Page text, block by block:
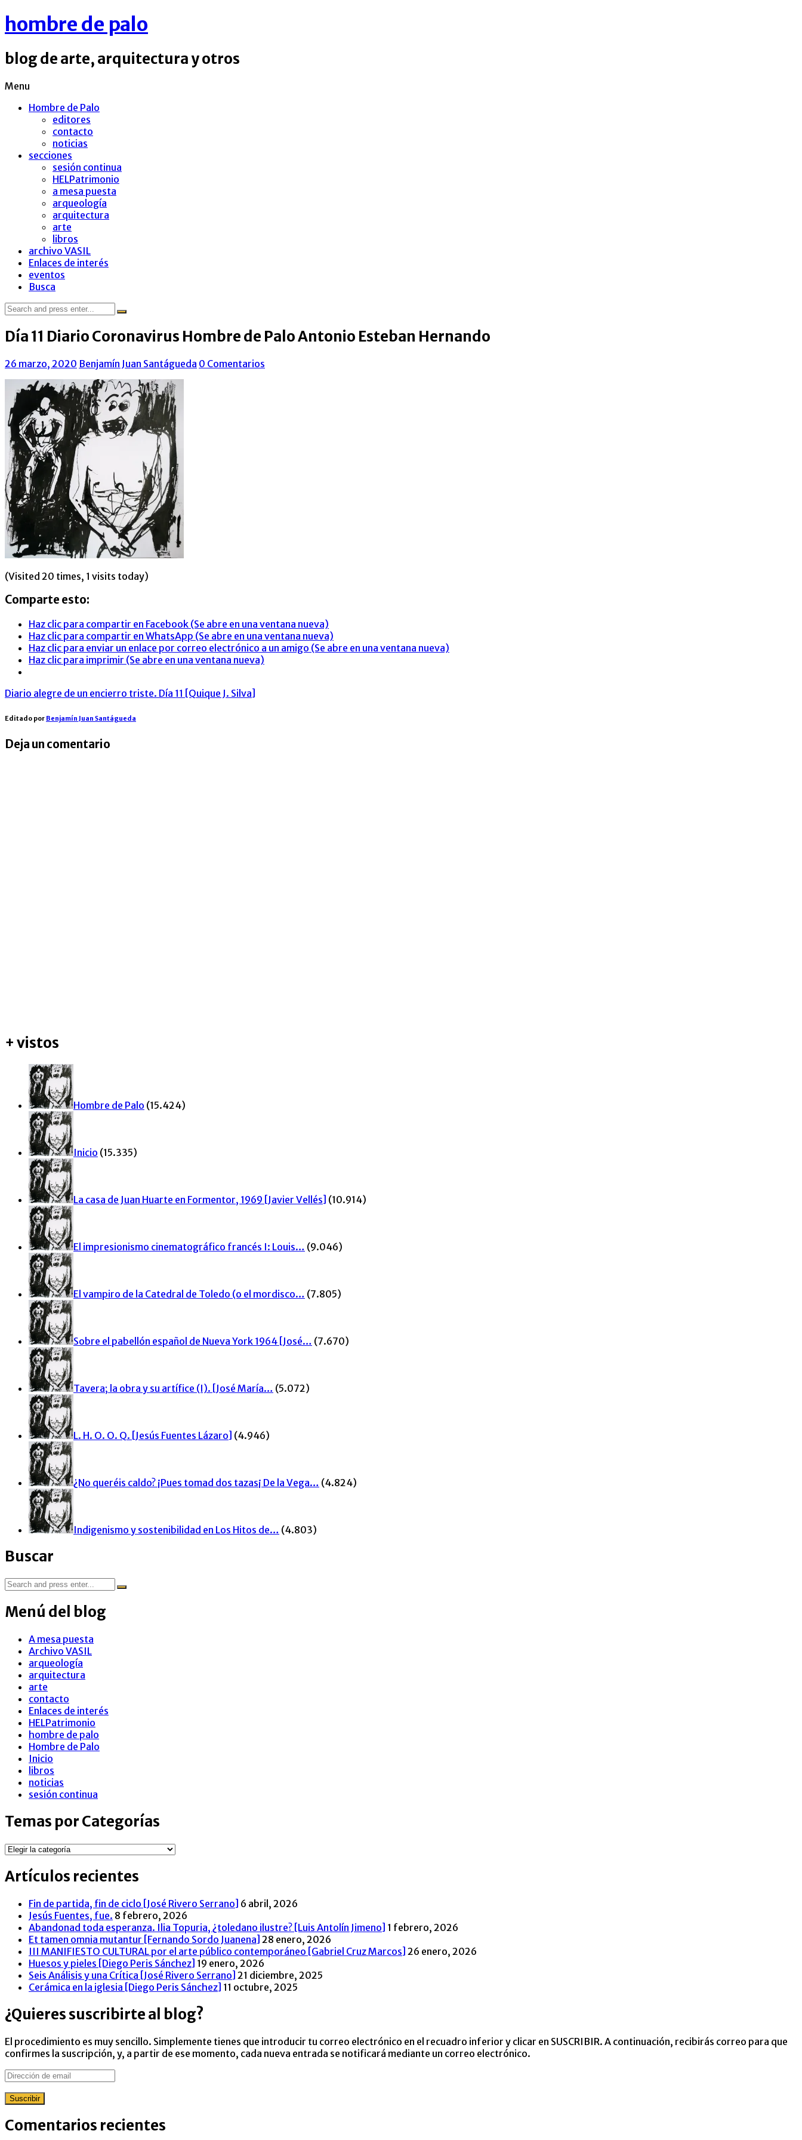
hombre de palo
blog de arte, arquitectura y otros
Menu
Hombre de Palo
editores
contacto
noticias
secciones
sesión continua
HELPatrimonio
a mesa puesta
arqueología
arquitectura
arte
libros
archivo VASIL
Enlaces de interés
eventos
Busca
Search
for:
Día 11 Diario Coronavirus Hombre de Palo Antonio Esteban Hernando
26 marzo, 2020 Benjamín Juan Santágueda 0 Comentarios
(Visited 20 times, 1 visits today)
Comparte esto:
Haz clic para compartir en Facebook (Se abre en una ventana nueva)
Haz clic para compartir en WhatsApp (Se abre en una ventana nueva)
Haz clic para enviar un enlace por correo electrónico a un amigo (Se abre en una ventana nueva)
Haz clic para imprimir (Se abre en una ventana nueva)
Post
navigation
Diario alegre de un encierro triste. Día 11 [Quique J. Silva]
Editado por Benjamín Juan Santágueda
Deja un comentario
+ vistos
Hombre de Palo (15.424)
Inicio (15.335)
La casa de Juan Huarte en Formentor, 1969 [Javier Vellés] (10.914)
El impresionismo cinematográfico francés I: Louis… (9.046)
El vampiro de la Catedral de Toledo (o el mordisco… (7.805)
Sobre el pabellón español de Nueva York 1964 [José… (7.670)
Tavera; la obra y su artífice (I). [José María… (5.072)
L. H. O. O. Q. [Jesús Fuentes Lázaro] (4.946)
¿No queréis caldo? ¡Pues tomad dos tazas¡ De la Vega… (4.824)
Indigenismo y sostenibilidad en Los Hitos de… (4.803)
Buscar
Search
Menú del blog
A mesa puesta
Archivo VASIL
arqueología
arquitectura
arte
contacto
Enlaces de interés
HELPatrimonio
hombre de palo
Hombre de Palo
Inicio
libros
noticias
sesión continua
Temas por Categorías
Temas
Categorías
Artículos recientes
Fin de partida, fin de ciclo [José Rivero Serrano] 6 abril, 2026
Jesús Fuentes, fue. 8 febrero, 2026
Abandonad toda esperanza. Ilia Topuria, ¿toledano ilustre? [Luis Antolín Jimeno] 1 febrero, 2026
Et tamen omnia mutantur [Fernando Sordo Juanena] 28 enero, 2026
III MANIFIESTO CULTURAL por el arte público contemporáneo [Gabriel Cruz Marcos] 26 enero, 2026
Huesos y pieles [Diego Peris Sánchez] 19 enero, 2026
Seis Análisis y una Crítica [José Rivero Serrano] 21 diciembre, 2025
Cerámica en la iglesia [Diego Peris Sánchez] 11 octubre, 2025
¿Quieres suscribirte al blog?
El procedimiento es muy sencillo. Simplemente tienes que introducir tu correo electrónico en el recuadro inferior y clicar en SUSCRIBIR. A continuación, recibirás correo para que
confirmes la suscripción, y, a partir de ese momento, cada nueva entrada se notificará mediante un correo electrónico.
Dirección
de
email
Suscribir
Comentarios recientes